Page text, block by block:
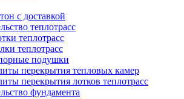
с доставкой
теплотрасс
теплотрасс
теплотрасс
подушки
перекрытия тепловых камер
перекрытия лотков теплотрасс
фундамента